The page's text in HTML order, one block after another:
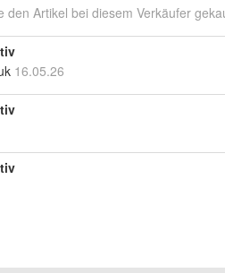
den Artikel bei diesem Verkäufer
16.05.26